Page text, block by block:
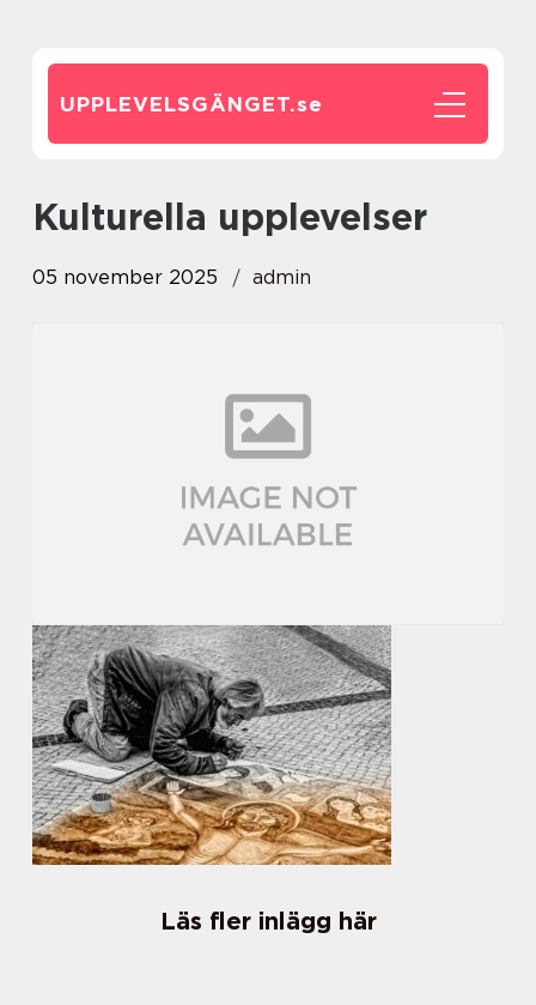
UPPLEVELSGÄNGET.se
Kulturella upplevelser
05 november 2025 admin
Läs fler inlägg här